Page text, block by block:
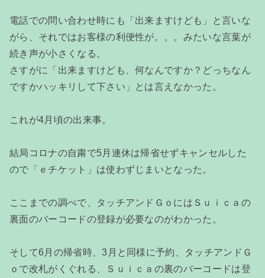
電話での問い合わせ時にも「出来ますけども」と言いな
がら、それではお客様の利便性が。。。みたいな言葉が
続き声が小さくなる。
さすがに「出来ますけども、何なんですか？どっちなん
ですかハッキリして下さい」とは言えなかった。
これが4月頃の出来事。
結局コロナの自粛で5月連休は帰省せずキャンセルした
ので「ｅチケット」は使わずじまいとなった。
ここまでの調べで、タッチアンドＧｏにはＳｕｉｃａの
裏面のバーコードの登録が必要なのがわかった。
そして6月の帰省時、3月と同様に予約、タッチアンドＧ
ｏで改札がくぐれる、Ｓｕｉｃａの裏のバーコードは登